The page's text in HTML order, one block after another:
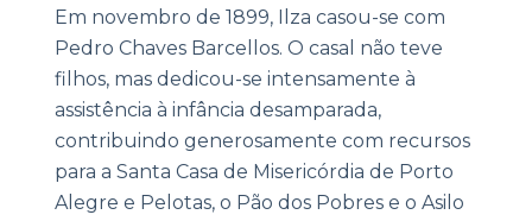
Em novembro de 1899, Ilza casou-se com
Pedro Chaves Barcellos. O casal não teve
filhos, mas dedicou-se intensamente à
assistência à infância desamparada,
contribuindo generosamente com recursos
para a Santa Casa de Misericórdia de Porto
Alegre e Pelotas, o Pão dos Pobres e o Asilo